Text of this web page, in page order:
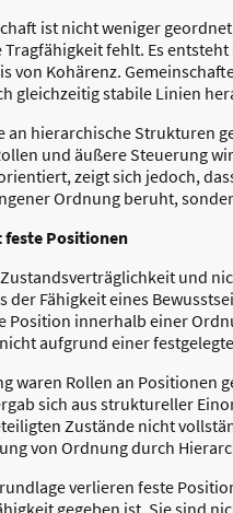
ist nicht weniger
Tragfähigkeit fehlt. Es
von Kohärenz.
gleichzeitig stabile Linien
an hierarchische Strukturen
und äußere Steuerung
zeigt sich jedoch,
Ordnung beruht,
Positionen
und
der Fähigkeit eines
Position innerhalb einer
aufgrund einer
waren Rollen an
sich aus struktureller
Zustände nicht
von Ordnung durch
verlieren feste
gegeben ist. Sie sind